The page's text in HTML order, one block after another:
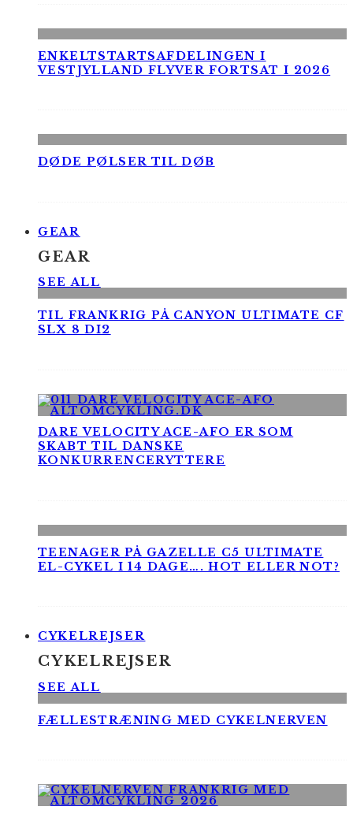
ENKELTSTARTSAFDELINGEN I
VESTJYLLAND FLYVER FORTSAT I 2026
DØDE PØLSER TIL DØB
GEAR
GEAR
SEE ALL
TIL FRANKRIG PÅ CANYON ULTIMATE CF
SLX 8 DI2
DARE VELOCITY ACE-AFO ER SOM
SKABT TIL DANSKE
KONKURRENCERYTTERE
TEENAGER PÅ GAZELLE C5 ULTIMATE
EL-CYKEL I 14 DAGE…. HOT ELLER NOT?
CYKELREJSER
CYKELREJSER
SEE ALL
FÆLLESTRÆNING MED CYKELNERVEN